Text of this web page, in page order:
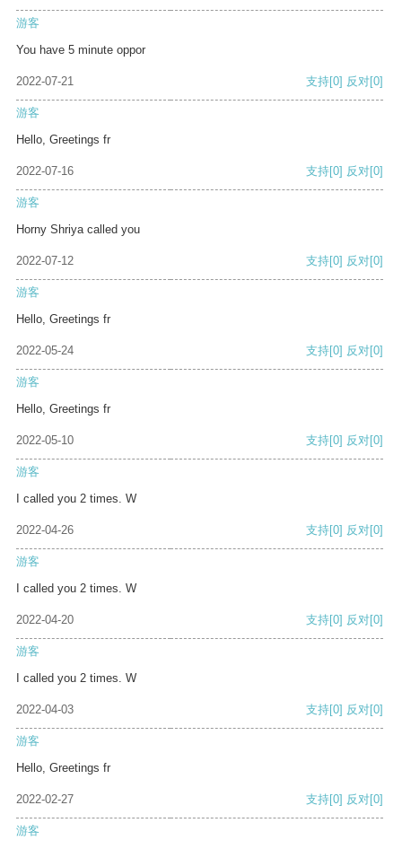
游客
You have 5 minute oppor
2022-07-21 支持[0] 反对[0]
游客
Hello, Greetings fr
2022-07-16 支持[0] 反对[0]
游客
Horny Shriya called you
2022-07-12 支持[0] 反对[0]
游客
Hello, Greetings fr
2022-05-24 支持[0] 反对[0]
游客
Hello, Greetings fr
2022-05-10 支持[0] 反对[0]
游客
I called you 2 times. W
2022-04-26 支持[0] 反对[0]
游客
I called you 2 times. W
2022-04-20 支持[0] 反对[0]
游客
I called you 2 times. W
2022-04-03 支持[0] 反对[0]
游客
Hello, Greetings fr
2022-02-27 支持[0] 反对[0]
游客